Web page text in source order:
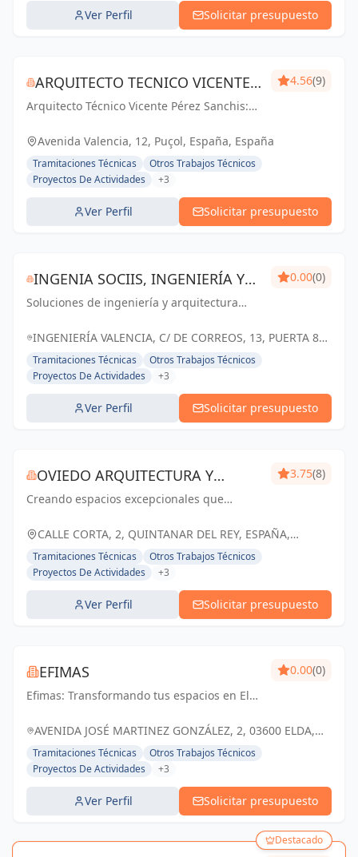
Ver Perfil Solicitar presupuesto
ARQUITECTO TECNICO VICENTE
PÉREZ SANCHIS
Arquitecto Técnico Vicente Pérez Sanchis:
transformando ideas en realidad.
4.56(9)
Avenida Valencia, 12, Puçol, España, España
Tramitaciones Técnicas
Otros Trabajos Técnicos
Proyectos De Actividades
+3
Ver Perfil Solicitar presupuesto
INGENIA SOCIIS, INGENIERÍA Y
PROYECTOS ENERGÉTICOS, S.L.
Soluciones de ingeniería y arquitectura
tus proyectos en Valencia
0.00(0)
INGENIERÍA VALENCIA, C/ DE CORREOS, 13, PUERTA 8ª
ÁTICO, 46002 VALENCIA, ESPAÑA, España
Tramitaciones Técnicas
Otros Trabajos Técnicos
Proyectos De Actividades
+3
Ver Perfil Solicitar presupuesto
OVIEDO ARQUITECTURA Y
CONSTRUCCIÓN
Creando espacios excepcionales que
tiempo. Tu visión, nuestra pasión.
3.75(8)
CALLE CORTA, 2, QUINTANAR DEL REY, ESPAÑA,
España
Tramitaciones Técnicas
Otros Trabajos Técnicos
Proyectos De Actividades
+3
Ver Perfil Solicitar presupuesto
EFIMAS
Efimas: Transformando tus espacios en Elda
interiores excepcionales
0.00(0)
AVENIDA JOSÉ MARTINEZ GONZÁLEZ, 2, 03600 ELDA,
ALICANTE, ESPAÑA, España
Tramitaciones Técnicas
Otros Trabajos Técnicos
Proyectos De Actividades
+3
Ver Perfil Solicitar presupuesto
Destacado